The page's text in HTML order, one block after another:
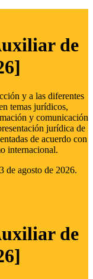
de
y a las diferentes
temas jurídicos,
y comunicación
jurídica de
de acuerdo con
internacional.
3 de agosto de 2026.
de